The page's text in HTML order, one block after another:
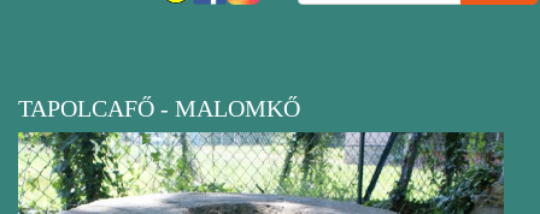
TAPOLCAFŐ - MALOMKŐ